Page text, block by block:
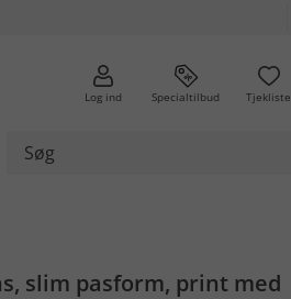
Log ind Specialtilbud Tjekliste
slim pasform, print med